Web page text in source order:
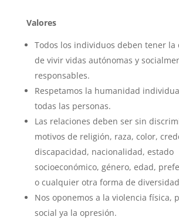
Valores
Todos los individuos deben tener
de vivir vidas autónomas y
responsables.
Respetamos la humanidad
todas las personas.
Las relaciones deben ser sin
motivos de religión, raza, color,
discapacidad, nacionalidad, estado
socioeconómico, género, edad,
o cualquier otra forma de
Nos oponemos a la violencia física,
social ya la opresión.